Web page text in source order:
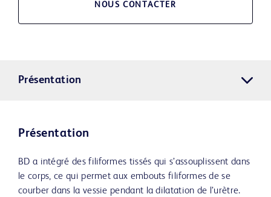
NOUS CONTACTER
Présentation
Présentation
BD a intégré des filiformes tissés qui s’assouplissent dans
le corps, ce qui permet aux embouts filiformes de se
courber dans la vessie pendant la dilatation de l’urètre.